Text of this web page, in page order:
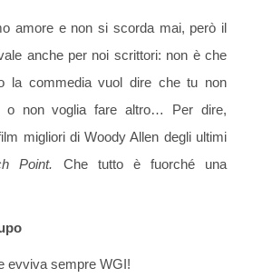
amore e non si scorda mai, però il
anche per noi scrittori: non è che
la commedia vuol dire che tu non
o non voglia fare altro… Per dire,
migliori di Woody Allen degli ultimi
Point. Che tutto è fuorché una
evviva sempre WGI!